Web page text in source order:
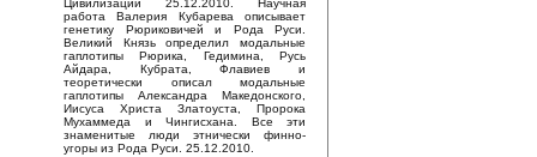
Цивилизации 25.12.2010. Научная
работа Валерия Кубарева описывает
генетику Рюриковичей и Рода Руси.
Великий Князь определил модальные
гаплотипы Рюрика, Гедимина, Русь
Айдара, Кубрата, Флавиев и
теоретически описал модальные
гаплотипы Александра Македонского,
Иисуса Христа Златоуста, Пророка
Мухаммеда и Чингисхана. Все эти
знаменитые люди этнически финно-
угоры из Рода Руси. 25.12.2010.